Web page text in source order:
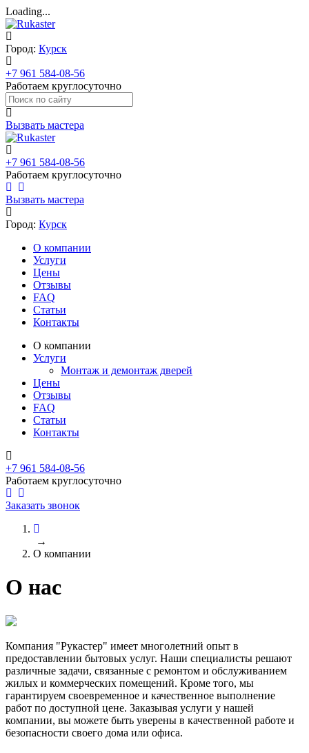
Loading...
Город: Курск
+7 961 584-08-56
Работаем круглосуточно
Вызвать мастера
+7 961 584-08-56
Работаем круглосуточно
Вызвать мастера
Город: Курск
О компании
Услуги
Цены
Отзывы
FAQ
Статьи
Контакты
О компании
Услуги
Монтаж и демонтаж дверей
Цены
Отзывы
FAQ
Статьи
Контакты
+7 961 584-08-56
Работаем круглосуточно
Заказать звонок
→
О компании
О нас
Компания "Рукастер" имеет многолетний опыт в
предоставлении бытовых услуг. Наши специалисты решают
различные задачи, связанные с ремонтом и обслуживанием
жилых и коммерческих помещений. Кроме того, мы
гарантируем своевременное и качественное выполнение
работ по доступной цене. Заказывая услуги у нашей
компании, вы можете быть уверены в качественной работе и
безопасности своего дома или офиса.